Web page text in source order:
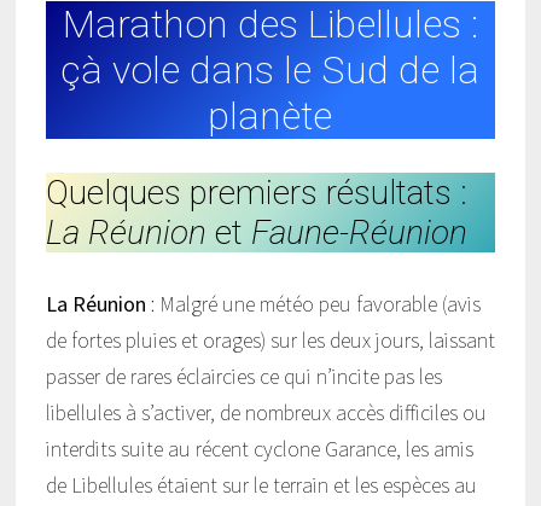
Marathon des Libellules :
çà vole dans le Sud de la
planète
Quelques premiers résultats :
La Réunion et Faune-Réunion
La Réunion : Malgré une météo peu favorable (avis
de fortes pluies et orages) sur les deux jours, laissant
passer de rares éclaircies ce qui n’incite pas les
libellules à s’activer, de nombreux accès difficiles ou
interdits suite au récent cyclone Garance, les amis
de Libellules étaient sur le terrain et les espèces au